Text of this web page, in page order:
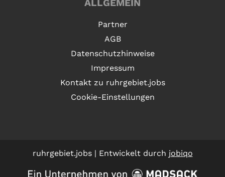
ALLGEMEIN
Partner
AGB
Datenschutzhinweise
Impressum
Kontakt zu ruhrgebiet.jobs
Cookie-Einstellungen
ruhrgebiet.jobs | Entwickelt durch jobiqo